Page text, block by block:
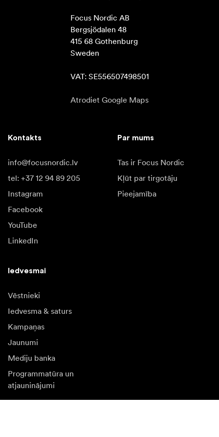
Focus Nordic AB
Bergsjödalen 48
415 68 Gothenburg
Sweden
VAT: SE556507498501
Atrodiet Google Maps
Kontakts
info@focusnordic.lv
tel: +37 12 94 89 205
Instagram
Facebook
YouTube
LinkedIn
Par mums
Tas ir Focus Nordic
Kļūt par tirgotāju
Pieejamība
Iedvesmai
Vēstnieki
Iedvesma & saturs
Kampaņas
Jaunumi
Mediju banka
Programmatūra un
atjauninājumi